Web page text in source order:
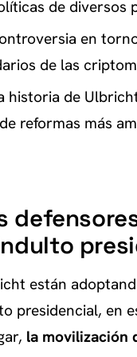
de diversos
en
de las
historia de
reformas más
están
presidencial, en
la movilización